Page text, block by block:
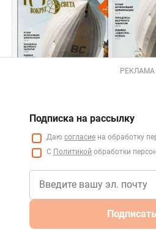
РЕКЛАМА
Подписка на рассылку
Даю согласие на обработку
С Политикой обработки